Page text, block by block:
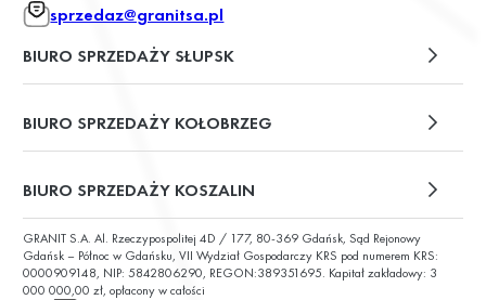
sprzedaz@granitsa.pl
BIURO SPRZEDAŻY SŁUPSK
plac Władysława Broniewskiego 13/u2
BIURO SPRZEDAŻY KOŁOBRZEG
ul. Św. Wojciecha 6
BIURO SPRZEDAŻY KOSZALIN
ul. Chałubińskiego 9
GRANIT S.A. Al. Rzeczypospolitej 4D / 177, 80-369 Gdańsk, Sąd Rejonowy
Gdańsk – Północ w Gdańsku, VII Wydział Gospodarczy KRS pod numerem KRS:
0000909148, NIP: 5842806290, REGON:389351695. Kapitał zakładowy: 3
000 000,00 zł, opłacony w całości